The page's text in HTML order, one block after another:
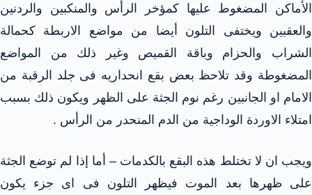
الأماكن المضغوط عليها كمؤخر الرأس والمنكبين والردنين
والعقبين ويختفى التلون أيضا من مواضع الاربطة كحمالة
الشراب والحزام وباقة القميص وغير ذلك من المواضع
المضغوطة وقد تلاحظ بعض بقع انحداريه فى جلد الرقبة من
الامام او الجانبين رغم نوم الجثة على الظهر ويكون ذلك بسبب
امتلاء الاوردة الوداجية من الدم المنحدر من الرأس .
ويجب ان لا تختلط هذه البقع بالكدمات – أما إذا لم توضع الجثة
على ظهرها بعد الموت فيظهر التلون فى اى جزء يكون